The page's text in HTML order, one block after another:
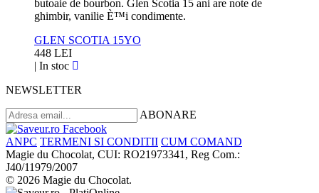
butoaie de bourbon. Glen Scotia 15 ani are note de
ghimbir, vanilie È™i condimente.
GLEN SCOTIA 15YO
448 LEI
| In stoc
NEWSLETTER
ABONARE
ANPC TERMENI SI CONDITII CUM COMAND
Magie du Chocolat, CUI: RO21973341, Reg Com.:
J40/11979/2007
© 2026 Magie du Chocolat.